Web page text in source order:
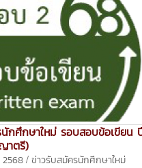
กศึกษาใหม่ รอบสอบข้อเขียน
าตรี)
/ ข่าวรับสมัครนักศึกษาใหม่